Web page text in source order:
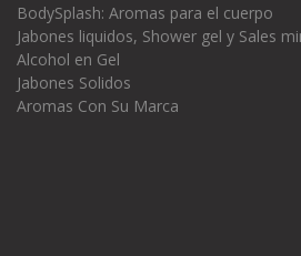
BodySplash: Aromas para el cuerpo
Jabones liquidos, Shower gel y Sales
Alcohol en Gel
Jabones Solidos
Aromas Con Su Marca